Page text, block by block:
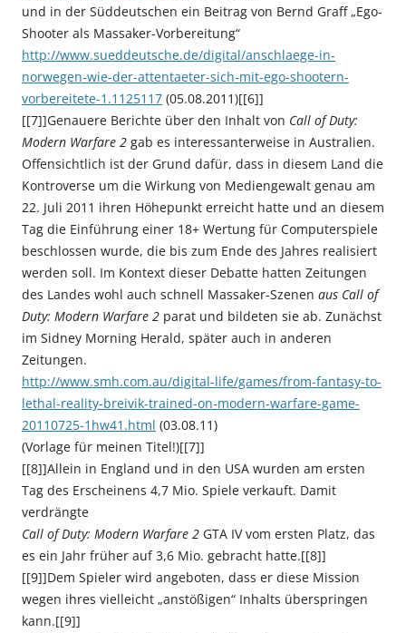
und in der Süddeutschen ein Beitrag von Bernd Graff „Ego-
Shooter als Massaker-Vorbereitung“
http://www.sueddeutsche.de/digital/anschlaege-in-
norwegen-wie-der-attentaeter-sich-mit-ego-shootern-
vorbereitete-1.1125117 (05.08.2011)[[6]]
[[7]]Genauere Berichte über den Inhalt von Call of Duty:
Modern Warfare 2 gab es interessanterweise in Australien.
Offensichtlich ist der Grund dafür, dass in diesem Land die
Kontroverse um die Wirkung von Mediengewalt genau am
22. Juli 2011 ihren Höhepunkt erreicht hatte und an diesem
Tag die Einführung einer 18+ Wertung für Computerspiele
beschlossen wurde, die bis zum Ende des Jahres realisiert
werden soll. Im Kontext dieser Debatte hatten Zeitungen
des Landes wohl auch schnell Massaker-Szenen aus Call of
Duty: Modern Warfare 2 parat und bildeten sie ab. Zunächst
im Sidney Morning Herald, später auch in anderen
Zeitungen.
http://www.smh.com.au/digital-life/games/from-fantasy-to-
lethal-reality-breivik-trained-on-modern-warfare-game-
20110725-1hw41.html (03.08.11)
(Vorlage für meinen Titel!)[[7]]
[[8]]Allein in England und in den USA wurden am ersten
Tag des Erscheinens 4,7 Mio. Spiele verkauft. Damit
verdrängte
Call of Duty: Modern Warfare 2 GTA IV vom ersten Platz, das
es ein Jahr früher auf 3,6 Mio. gebracht hatte.[[8]]
[[9]]Dem Spieler wird angeboten, dass er diese Mission
wegen ihres vielleicht „anstößigen“ Inhalts überspringen
kann.[[9]]